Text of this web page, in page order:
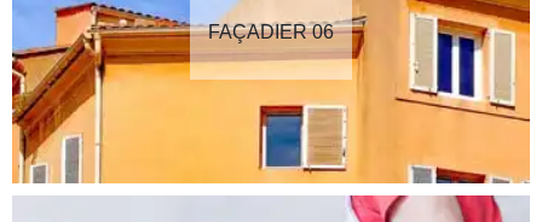
FAÇADIER 06